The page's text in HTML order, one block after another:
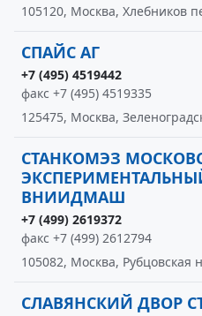
105120, Москва, Хлебников
СПАЙС АГ
+7 (495) 4519442
факс +7 (495) 4519335
125475, Москва,
СТАНКОМЭЗ
ВНИИДМАШ
+7 (499) 2619372
факс +7 (499) 2612794
105082, Москва, Рубцовская
СЛАВЯНСКИЙ ДВОР